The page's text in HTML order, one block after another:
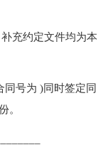
充约定文件均为本
号为 )同时签定同
。